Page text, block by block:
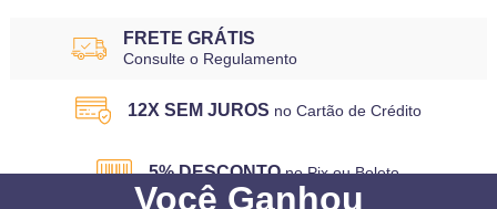
FRETE GRÁTIS
Consulte o Regulamento
12X SEM JUROS no Cartão de Crédito
5% DESCONTO no Pix ou Boleto
Você Ganhou